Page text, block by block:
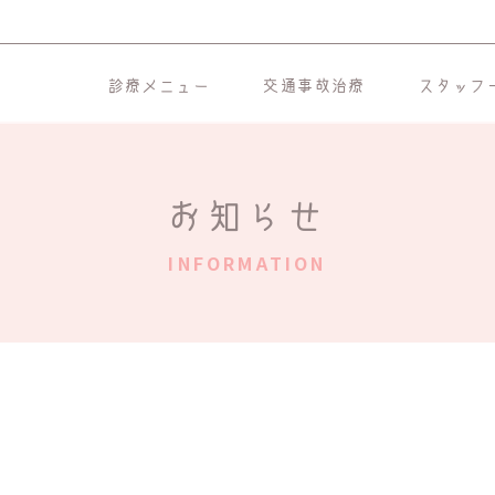
診療メニュー 交通事故治療 スタッフ
お知らせ
INFORMATION